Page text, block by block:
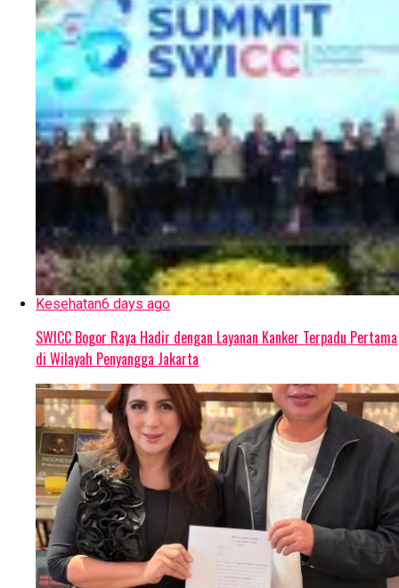
Kesehatan6 days ago
SWICC Bogor Raya Hadir dengan Layanan Kanker Terpadu Pertama
di Wilayah Penyangga Jakarta